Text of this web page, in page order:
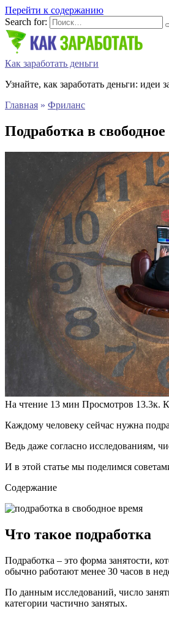
Перейти к содержанию
Search for:
Как заработать деньги
Узнайте, как заработать деньги: идеи
Главная » Фриланс
Подработка в
На чтение 13 мин Просмотров 13.3к.
Каждому человеку сейчас нужна
Ведь даже согласно исследованиям,
И в этой статье мы поделимся
Содержание
Что такое подработка
Подработка – это форма занятости,
обычно работают менее 30 часов в
По данным исследований, число
категории частично занятых.